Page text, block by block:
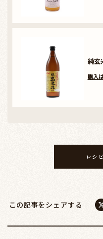
純玄
購入
レシ
この記事をシェアする